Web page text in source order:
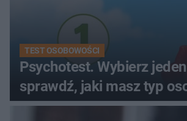
TEST OSOBOWOŚCI
Psychotest. Wybierz
sprawdź, jaki masz typ